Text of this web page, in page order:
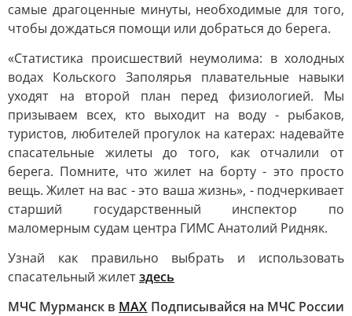
самые драгоценные минуты, необходимые для того,
чтобы дождаться помощи или добраться до берега.
«Статистика происшествий неумолима: в холодных
водах Кольского Заполярья плавательные навыки
уходят на второй план перед физиологией. Мы
призываем всех, кто выходит на воду - рыбаков,
туристов, любителей прогулок на катерах: надевайте
спасательные жилеты до того, как отчалили от
берега. Помните, что жилет на борту - это просто
вещь. Жилет на вас - это ваша жизнь», - подчеркивает
старший государственный инспектор по
маломерным судам центра ГИМС Анатолий Ридняк.
Узнай как правильно выбрать и использовать
спасательный жилетздесь
МЧС Мурманск в МАХ Подписывайся на МЧС России